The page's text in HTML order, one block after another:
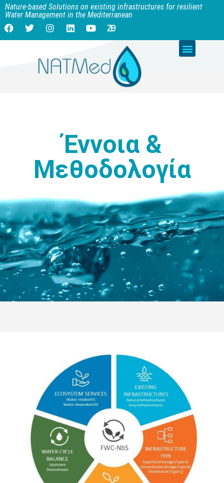
Nature-based Solutions on existing infrastructures for resilient
Water Management in the Mediterranean
Έννοια &
Μεθοδολογία